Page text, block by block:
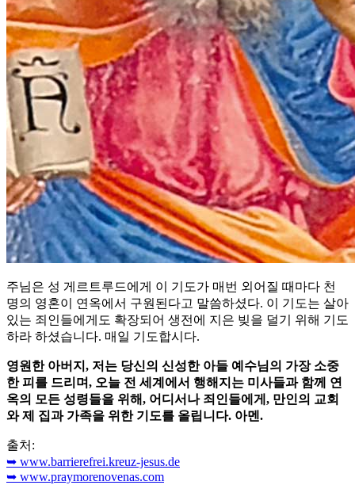
주님은 성 게르트루드에게 이 기도가 매번 외어질 때마다 천
명의 영혼이 연옥에서 구원된다고 말씀하셨다. 이 기도는 살아
있는 죄인들에게도 확장되어 생전에 지은 빚을 덜기 위해 기도
하라 하셨습니다. 매일 기도합시다.
영원한 아버지, 저는 당신의 신성한 아들 예수님의 가장 소중
한 피를 드리며, 오늘 전 세계에서 행해지는 미사들과 함께 연
옥의 모든 성령들을 위해, 어디서나 죄인들에게, 만인의 교회
와 제 집과 가족을 위한 기도를 올립니다. 아멘.
출처:
➥ www.barrierefrei.kreuz-jesus.de
➥ www.praymorenovenas.com